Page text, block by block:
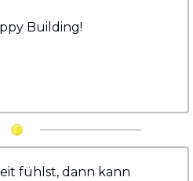
Building!
fühlst, dann kann